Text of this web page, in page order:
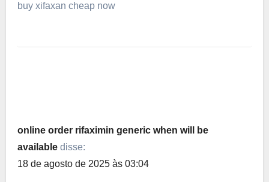
buy xifaxan cheap now
online order rifaximin generic when will be
available disse:
18 de agosto de 2025 às 03:04